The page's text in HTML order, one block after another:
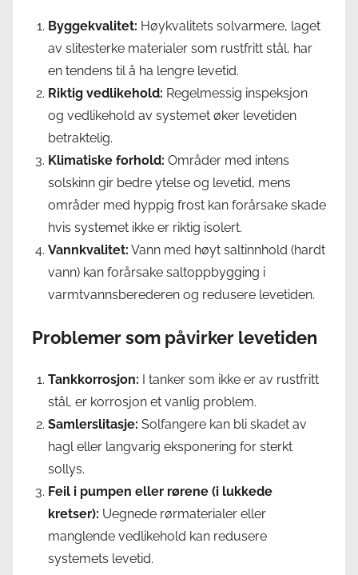
Byggekvalitet: Høykvalitets solvarmere, laget
av slitesterke materialer som rustfritt stål, har
en tendens til å ha lengre levetid.
Riktig vedlikehold: Regelmessig inspeksjon
og vedlikehold av systemet øker levetiden
betraktelig.
Klimatiske forhold: Områder med intens
solskinn gir bedre ytelse og levetid, mens
områder med hyppig frost kan forårsake skade
hvis systemet ikke er riktig isolert.
Vannkvalitet: Vann med høyt saltinnhold (hardt
vann) kan forårsake saltoppbygging i
varmtvannsberederen og redusere levetiden.
Problemer som påvirker levetiden
Tankkorrosjon: I tanker som ikke er av rustfritt
stål, er korrosjon et vanlig problem.
Samlerslitasje: Solfangere kan bli skadet av
hagl eller langvarig eksponering for sterkt
sollys.
Feil i pumpen eller rørene (i lukkede
kretser): Uegnede rørmaterialer eller
manglende vedlikehold kan redusere
systemets levetid.